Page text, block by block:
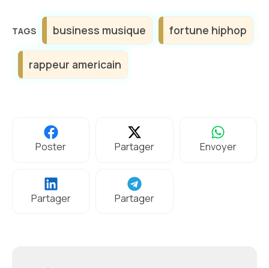
Étiquettes
business musique fortune hiphop
rappeur americain
Poster Partager Envoyer
Partager Partager